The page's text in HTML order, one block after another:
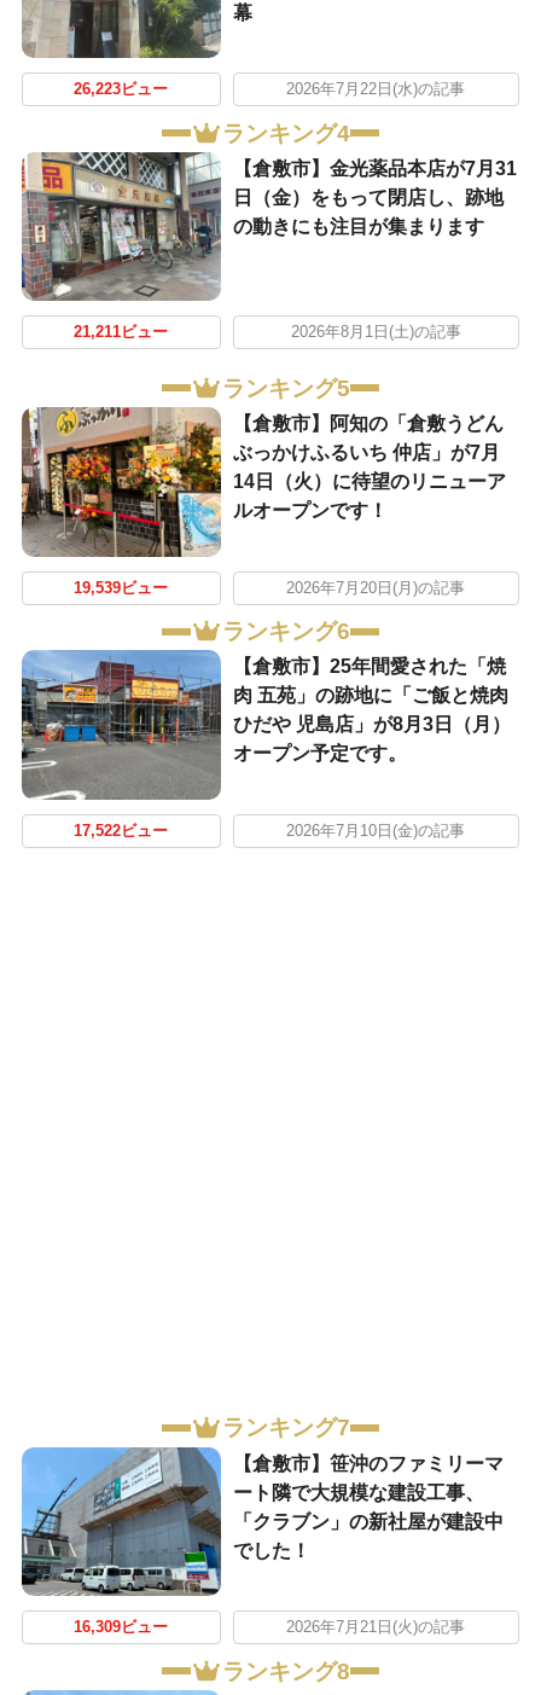
幕
26,223ビュー 2026年7月22日(水)の記事
ランキング4
【倉敷市】金光薬品本店が7月31
日（金）をもって閉店し、跡地
の動きにも注目が集まります
21,211ビュー 2026年8月1日(土)の記事
ランキング5
【倉敷市】阿知の「倉敷うどん
ぶっかけふるいち 仲店」が7月
14日（火）に待望のリニューア
ルオープンです！
19,539ビュー 2026年7月20日(月)の記事
ランキング6
【倉敷市】25年間愛された「焼
肉 五苑」の跡地に「ご飯と焼肉
ひだや 児島店」が8月3日（月）
オープン予定です。
17,522ビュー 2026年7月10日(金)の記事
ランキング7
【倉敷市】笹沖のファミリーマ
ート隣で大規模な建設工事、
「クラブン」の新社屋が建設中
でした！
16,309ビュー 2026年7月21日(火)の記事
ランキング8